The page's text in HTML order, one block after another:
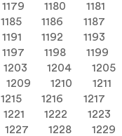
1179 1180 1181
1185 1186 1187
1191 1192 1193
1197 1198 1199
1203 1204 1205
1209 1210 1211
1215 1216 1217
1221 1222 1223
1227 1228 1229